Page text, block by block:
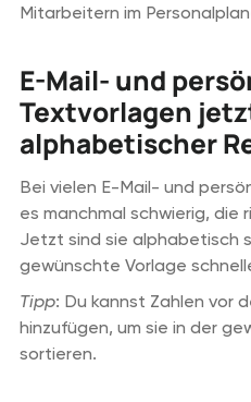
Mitarbeitern im
E-Mail- und
Textvorlagen
alphabetischer
Bei vielen E-Mail- und
es manchmal schwierig, die
Jetzt sind sie alphabetisch
gewünschte Vorlage
Tipp: Du kannst Zahlen vor
hinzufügen, um sie in der
sortieren.